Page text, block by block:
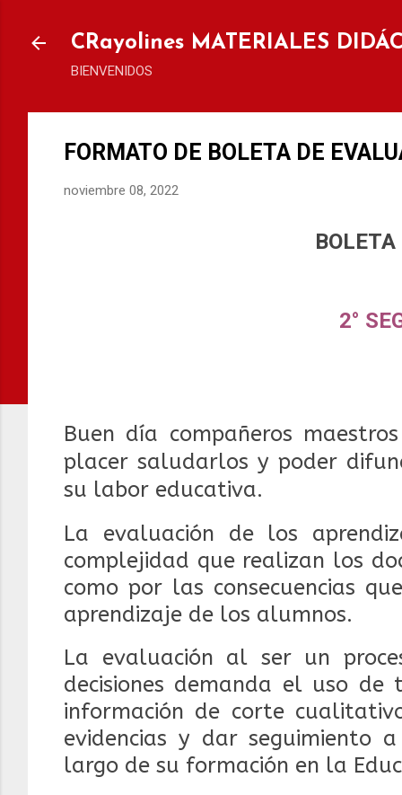
CRayolines MATERIALES
BIENVENIDOS
FORMATO DE BOLETA DE
noviembre 08, 2022
2°
Buen día compañeros
placer saludarlos y poder
su labor educativa.
La evaluación de los
complejidad que realizan los
como por las consecuencias
aprendizaje de los alumnos.
La evaluación al ser un
decisiones demanda el uso de
información de corte
evidencias y dar seguimiento
largo de su formación en la